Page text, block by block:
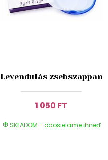
Levendulás zsebszappan
1 050 FT
SKLADOM - odosielame ihneď